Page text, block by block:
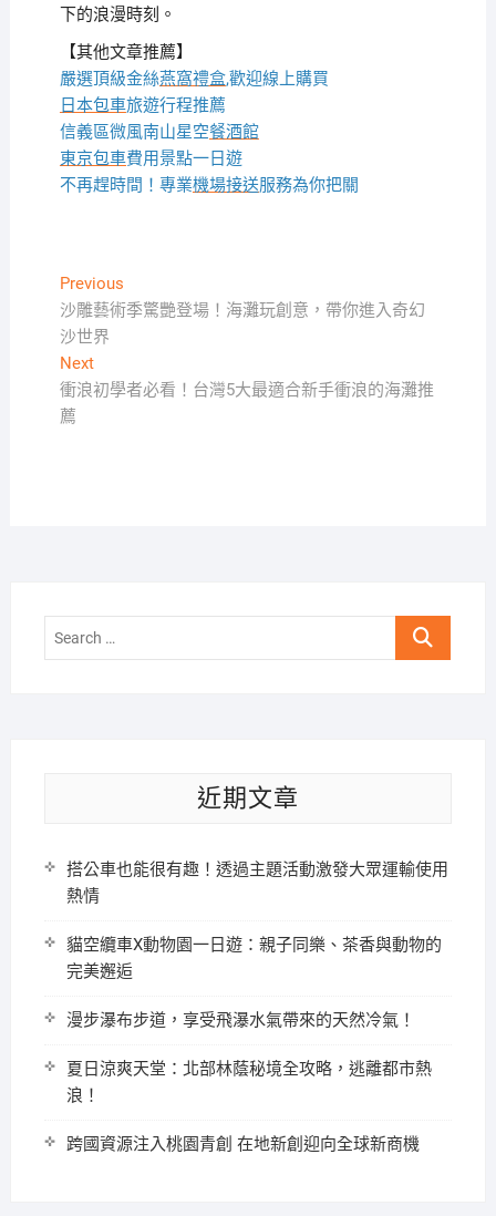
下的浪漫時刻。
【其他文章推薦】
嚴選頂級金絲燕窩禮盒,歡迎線上購買
日本包車旅遊行程推薦
信義區微風南山星空餐酒館
東京包車費用景點一日遊
不再趕時間！專業機場接送服務為你把關
文
章
導
覽
PreviousPrevious
post:
沙雕藝術季驚艷登場！海灘玩創意，帶你進入奇幻
沙世界
NextNext
post:
衝浪初學者必看！台灣5大最適合新手衝浪的海灘推
薦
Search
近期文章
搭公車也能很有趣！透過主題活動激發大眾運輸使用
熱情
貓空纜車X動物園一日遊：親子同樂、茶香與動物的
完美邂逅
漫步瀑布步道，享受飛瀑水氣帶來的天然冷氣！
夏日涼爽天堂：北部林蔭秘境全攻略，逃離都市熱
浪！
跨國資源注入桃園青創 在地新創迎向全球新商機